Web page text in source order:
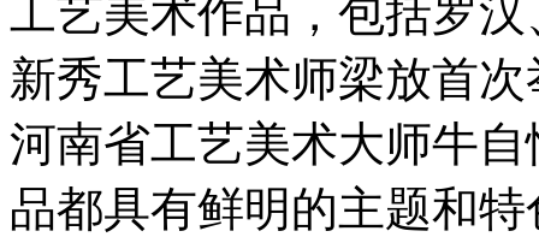
工艺美术作品，包括罗
新秀工艺美术师梁放首
河南省工艺美术大师牛
品都具有鲜明的主题和